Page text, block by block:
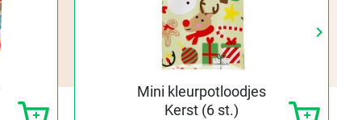
keyboard_arrow_right
Mini kleurpotloodjes
Kerst (6 st.)